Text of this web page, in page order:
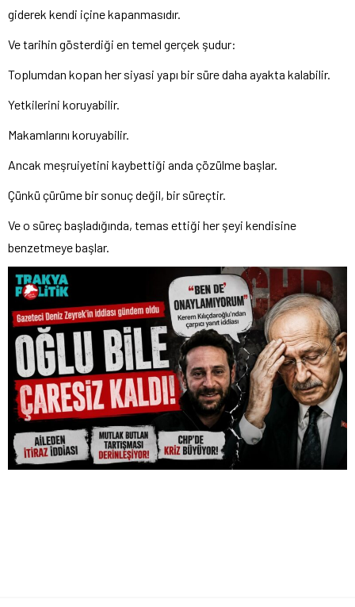
giderek kendi içine kapanmasıdır.
Ve tarihin gösterdiği en temel gerçek şudur:
Toplumdan kopan her siyasi yapı bir süre daha ayakta kalabilir.
Yetkilerini koruyabilir.
Makamlarını koruyabilir.
Ancak meşruiyetini kaybettiği anda çözülme başlar.
Çünkü çürüme bir sonuç değil, bir süreçtir.
Ve o süreç başladığında, temas ettiği her şeyi kendisine
benzetmeye başlar.